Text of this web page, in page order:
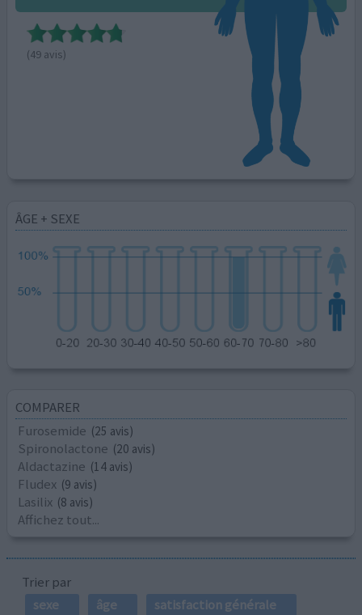
(49 avis)
ÂGE + SEXE
COMPARER
Furosemide (25 avis)
Spironolactone (20 avis)
Aldactazine (14 avis)
Fludex (9 avis)
Lasilix (8 avis)
Affichez tout...
Trier par
sexe
âge satisfaction générale